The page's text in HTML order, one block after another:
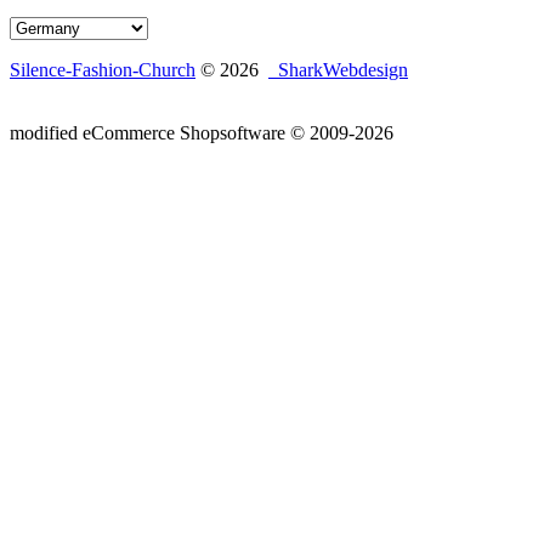
Silence-Fashion-Church © 2026 SharkWebdesign
modified eCommerce Shopsoftware © 2009-2026